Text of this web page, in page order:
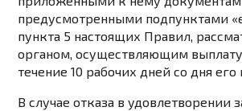
предусмотренными подпунктами
пункта 5 настоящих Правил,
органом, осуществляющим
течение 10 рабочих дней со дня его
В случае отказа в удовлетворении